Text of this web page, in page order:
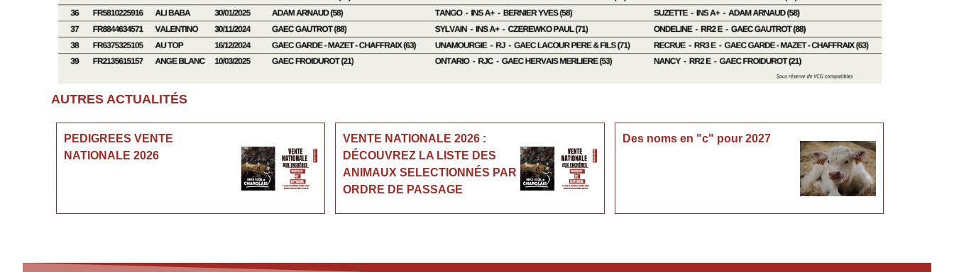
AUTRES ACTUALITÉS
PEDIGREES VENTE
NATIONALE 2026
VENTE NATIONALE 2026 :
DÉCOUVREZ LA LISTE DES
ANIMAUX SELECTIONNÉS PAR
ORDRE DE PASSAGE
Des noms en "c" pour 2027